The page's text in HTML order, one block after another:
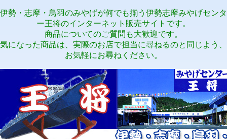
伊勢・志摩・鳥羽のみやげが何でも揃う伊勢志摩みやげセンタ
ー王将のインターネット販売サイトです。
商品についてのご質問も大歓迎です。
気になった商品は、実際のお店で担当に尋ねるのと同じよう、
お気軽にお尋ねください。